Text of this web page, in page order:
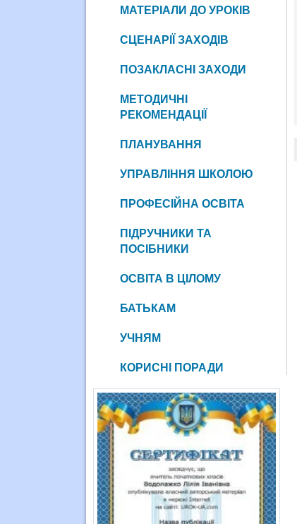
МАТЕРІАЛИ ДО УРОКІВ
СЦЕНАРІЇ ЗАХОДІВ
ПОЗАКЛАСНІ ЗАХОДИ
МЕТОДИЧНІ
РЕКОМЕНДАЦІЇ
ПЛАНУВАННЯ
УПРАВЛІННЯ ШКОЛОЮ
ПРОФЕСІЙНА ОСВІТА
ПІДРУЧНИКИ ТА
ПОСІБНИКИ
ОСВІТА В ЦІЛОМУ
БАТЬКАМ
УЧНЯМ
КОРИСНІ ПОРАДИ